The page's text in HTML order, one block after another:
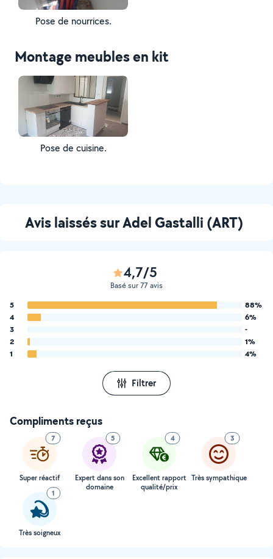
Pose de nourrices.
Montage meubles en kit
Pose de cuisine.
Avis laissés sur Adel Gastalli (ART)
4,7/5
Basé sur 77 avis
5
88%
4
6%
3
-
2
1%
1
4%
Filtrer
Compliments reçus
7
Super réactif
5
Expert dans son
domaine
4
Excellent rapport
qualité/prix
3
Très sympathique
1
Très soigneux